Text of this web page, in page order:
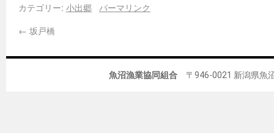
カテゴリー: 小出郷
パーマリンク
← 坂戸橋
魚沼漁業協同組合 〒946-0021 新潟県魚